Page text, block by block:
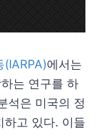
(IARPA)에서는
는 연구를 하
석은 미국의 정
하고 있다. 이들